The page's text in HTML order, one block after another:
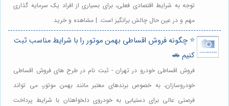
توجه به شرایط اقتصادی فعلی، برای بسیاری از افراد یک سرمایه گذاری
مهم و در عین حال چالش برانگیز است. | مشاهده و خرید
⭐️ چگونه فروش اقساطی بهمن موتور را با شرایط مناسب ثبت
کنیم 🚗
فروش اقساطی خودرو در تهران - ثبت نام در طرح های فروش اقساطی
خودروسازان، به خصوص برندهای معتبر مانند بهمن موتور، می تواند
فرصتی عالی برای دستیابی به خودروی دلخواهتان با شرایط پرداخت